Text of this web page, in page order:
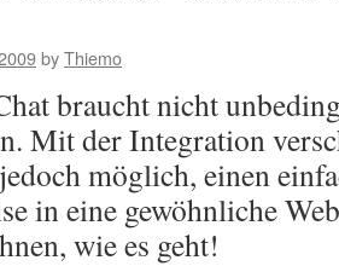
byThiemo
braucht nicht
Mit der Integration
möglich, einen
in eine gewöhnliche
wie es geht!